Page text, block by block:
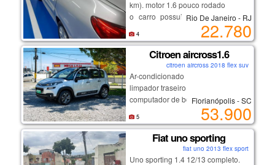
km). motor 1.6 pouco rodado
o carro possui ar condicionado e
vidros e travas elétricas.
além disso, está com ipva pago,
trazendo ainda mais tranquilidade
ao novo proprietário, carro de
garagem coberta, uso familiaar.
Rio De Janeiro - RJ
22.780
4
Citroen aircross1.6
citroen aircross 2018 flex suv
Ar-condicionado
limpador traseiro
computador de bordo
desembaçador traseiro
direção hidráulica
rodas de liga leve
vidros elétricos
Florianópolis - SC
53.900
5
Fiat uno sporting
fiat uno 2013 flex sport
Uno sporting 1.4 12/13 completo.